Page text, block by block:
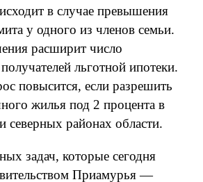
в случае превышения
у одного из членов семьи.
расширит число
льготной ипотеки.
повысится, если разрешить
жилья под 2 процента в
северных районах области.
задач, которые сегодня
Приамурья —